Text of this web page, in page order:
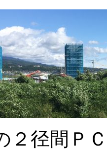
２径間Ｐ